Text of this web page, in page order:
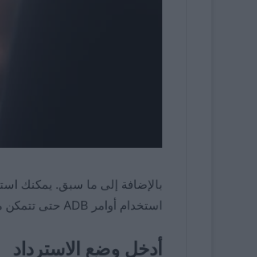
بالإضافة إلى ما سبق. يمكنك
استخدام أوامر ADB حتى تتمكن من الوصول إلى معلومات هاتفك المحمول بطريقة بديلة عندما تواجه هذه المشكلة.
أدخل وضع الاسترداد